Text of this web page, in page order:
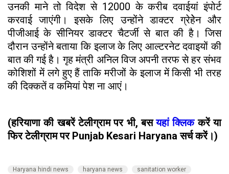
उनकी माने तो विदेश से 12000 के करीब दवाईयां इंपोर्ट
करवाई जाएंगी। इसके लिए उन्होंने डाक्टर ग्रेहेेन और
पीजीआई के सीनियर डाक्टर चैटर्जी से बात की है। जिस
दौरान उन्होंने बताया कि इलाज के लिए आल्टरनेट दवाइयों की
बात की गई है। गृह मंत्री अनिल विज अपनी तरफ से हर संभव
कोशिशों में लगे हुए हैं ताकि मरीजों के इलाज में किसी भी तरह
की दिक्कतें व कमियां पेश ना आएं।
(हरियाणा की खबरें टेलीग्राम पर भी, बसयहां क्लिककरें या
फिर टेलीग्राम पर Punjab Kesari Haryana सर्च करें।)
Haryana hindi news haryana news
sanitation worker